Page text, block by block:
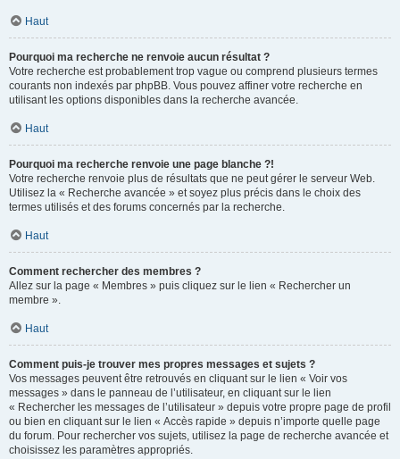
Haut
Pourquoi ma recherche ne renvoie aucun résultat ?
Votre recherche est probablement trop vague ou comprend plusieurs termes
courants non indexés par phpBB. Vous pouvez affiner votre recherche en
utilisant les options disponibles dans la recherche avancée.
Haut
Pourquoi ma recherche renvoie une page blanche ?!
Votre recherche renvoie plus de résultats que ne peut gérer le serveur Web.
Utilisez la « Recherche avancée » et soyez plus précis dans le choix des
termes utilisés et des forums concernés par la recherche.
Haut
Comment rechercher des membres ?
Allez sur la page « Membres » puis cliquez sur le lien « Rechercher un
membre ».
Haut
Comment puis-je trouver mes propres messages et sujets ?
Vos messages peuvent être retrouvés en cliquant sur le lien « Voir vos
messages » dans le panneau de l’utilisateur, en cliquant sur le lien
« Rechercher les messages de l’utilisateur » depuis votre propre page de profil
ou bien en cliquant sur le lien « Accès rapide » depuis n’importe quelle page
du forum. Pour rechercher vos sujets, utilisez la page de recherche avancée et
choisissez les paramètres appropriés.